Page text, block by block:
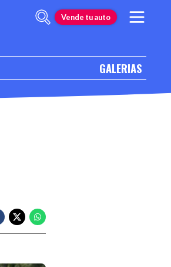
Vende tu auto
GALERIAS